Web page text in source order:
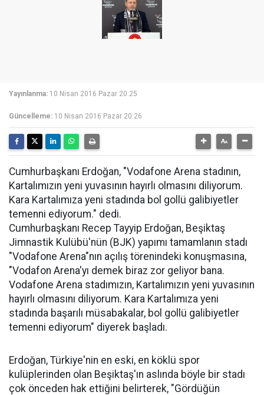
Yayınlanma: 10 Nisan 2016 Pazar 20:25
Güncelleme: 10 Nisan 2016 Pazar 20:26
Cumhurbaşkanı Erdoğan, "Vodafone Arena stadının,
Kartalımızın yeni yuvasının hayırlı olmasını diliyorum.
Kara Kartalımıza yeni stadında bol gollü galibiyetler
temenni ediyorum." dedi.
Cumhurbaşkanı Recep Tayyip Erdoğan, Beşiktaş
Jimnastik Kulübü'nün (BJK) yapımı tamamlanın stadı
"Vodafone Arena"nın açılış törenindeki konuşmasına,
"Vodafon Arena'yı demek biraz zor geliyor bana.
Vodafone Arena stadımızın, Kartalımızın yeni yuvasının
hayırlı olmasını diliyorum. Kara Kartalımıza yeni
stadında başarılı müsabakalar, bol gollü galibiyetler
temenni ediyorum" diyerek başladı.
Erdoğan, Türkiye'nin en eski, en köklü spor
kulüplerinden olan Beşiktaş'ın aslında böyle bir stadı
çok önceden hak ettiğini belirterek, "Gördüğün